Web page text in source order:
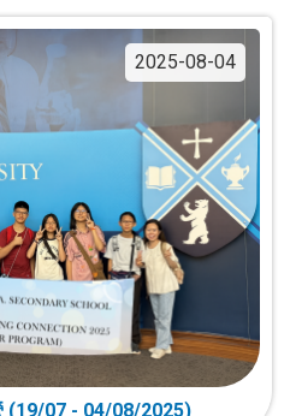
2025-08-04
(19/07 - 04/08/2025)